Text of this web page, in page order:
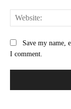
Save my name,
I comment.